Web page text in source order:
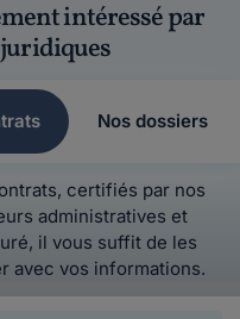
intéressé par
Nos dossiers
certifiés par nos
administratives et
il vous suffit de les
avec vos informations.